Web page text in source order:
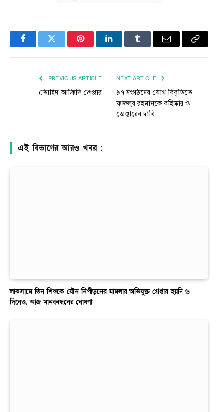
FacebookTwitter PinterestLinkedInTumblr Email
Copy
PREVIOUS ARTICLE
তৌহিদ আফ্রিদি গ্রেপ্তার
NEXT ARTICLE
৯৭ সংগঠনের যৌথ বিবৃতিতে
ফজলুর রহমানকে বহিষ্কার ও
গ্রেপ্তারের দাবি
এই বিভাগের আরও খবর :
লাকসামে তিন শিশুকে যৌন নিপীড়নের মামলার অভিযুক্ত গ্রেপ্তার হয়নি ৬
দিনেও, আজ মানববন্ধনের ঘোষণা